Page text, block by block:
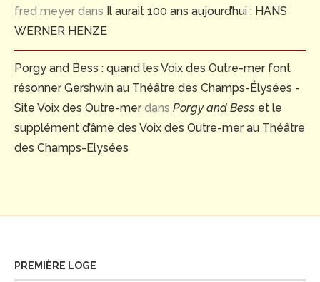
fred meyer dans Il aurait 100 ans aujourd’hui : HANS
WERNER HENZE
Porgy and Bess : quand les Voix des Outre-mer font
résonner Gershwin au Théâtre des Champs-Élysées -
Site Voix des Outre-merdans Porgy and Bess et le
supplément d’âme des Voix des Outre-mer au Théâtre
des Champs-Elysées
PREMIÈRE LOGE